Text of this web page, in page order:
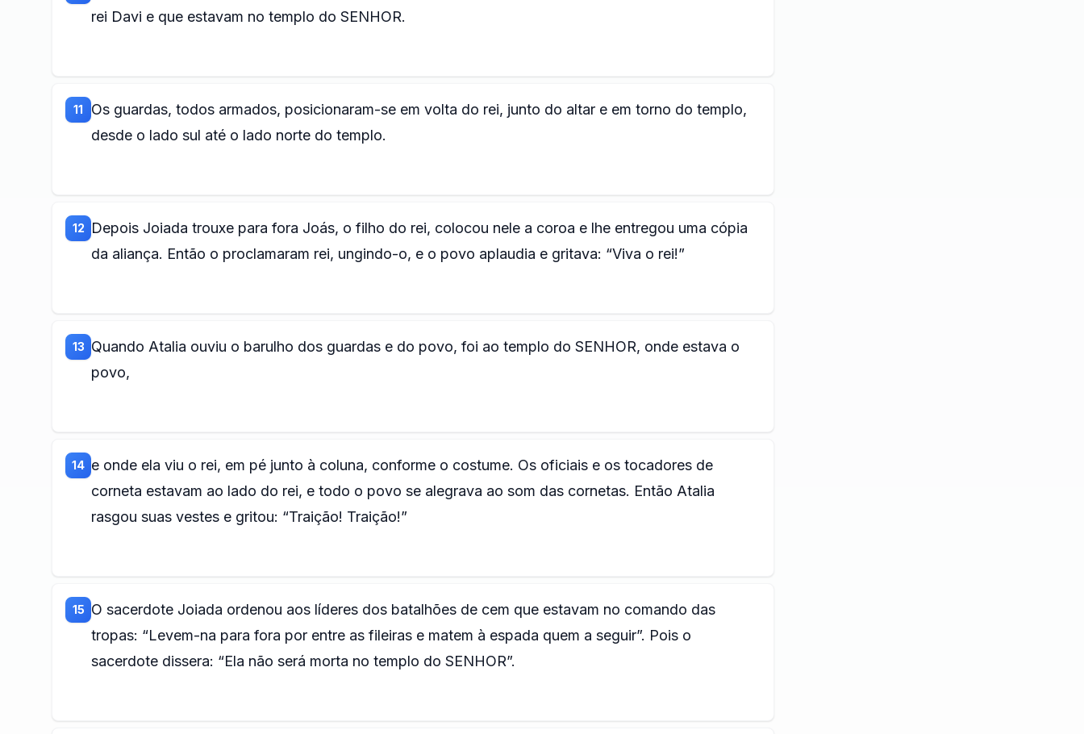
rei Davi e que estavam no templo do SENHOR.
11
Os guardas, todos armados, posicionaram-se em volta do rei, junto do altar e em torno do templo,
desde o lado sul até o lado norte do templo.
12
Depois Joiada trouxe para fora Joás, o filho do rei, colocou nele a coroa e lhe entregou uma cópia
da aliança. Então o proclamaram rei, ungindo-o, e o povo aplaudia e gritava: “Viva o rei!”
13 Quando Atalia ouviu o barulho dos guardas e do povo, foi ao templo do SENHOR, onde estava o
povo,
14 e onde ela viu o rei, em pé junto à coluna, conforme o costume. Os oficiais e os tocadores de
corneta estavam ao lado do rei, e todo o povo se alegrava ao som das cornetas. Então Atalia
rasgou suas vestes e gritou: “Traição! Traição!”
15 O sacerdote Joiada ordenou aos líderes dos batalhões de cem que estavam no comando das
tropas: “Levem-na para fora por entre as fileiras e matem à espada quem a seguir”. Pois o
sacerdote dissera: “Ela não será morta no templo do SENHOR”.